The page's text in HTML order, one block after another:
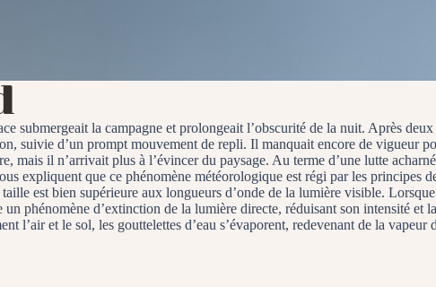
submergeait la campagne et prolongeait l’obscurité de la nuit. Après
suivie d’un prompt mouvement de repli. Il manquait encore de vigueur
mais il n’arrivait plus à l’évincer du paysage. Au terme d’une lutte
expliquent que ce phénomène météorologique est régi par les principes
est bien supérieure aux longueurs d’onde de la lumière visible.
phénomène d’extinction de la lumière directe, réduisant son intensité
l’air et le sol, les gouttelettes d’eau s’évaporent, redevenant de la